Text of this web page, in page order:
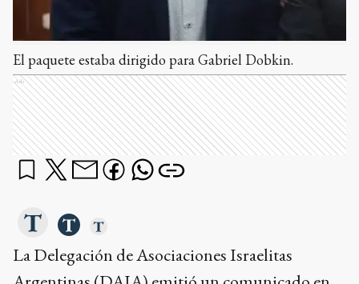
El paquete estaba dirigido para Gabriel Dobkin.
Ads
La Delegación de Asociaciones Israelitas